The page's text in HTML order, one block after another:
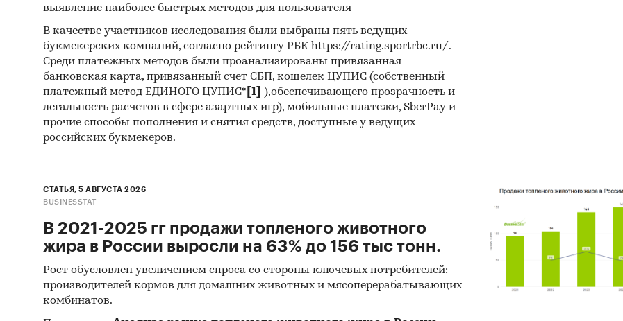
выявление наиболее быстрых методов для пользователя
В качестве участников исследования были выбраны пять ведущих
букмекерских компаний, согласно рейтингу РБК https://rating.sportrbc.ru/.
Среди платежных методов были проанализированы привязанная
банковская карта, привязанный счет СБП, кошелек ЦУПИС (собственный
платежный метод ЕДИНОГО ЦУПИС* [1]
),обеспечивающего прозрачность и
легальность расчетов в сфере азартных игр), мобильные платежи, SberPay и
прочие способы пополнения и снятия средств, доступные у ведущих
российских букмекеров.
СТАТЬЯ, 5 АВГУСТА 2026
BUSINESSTAT
В 2021-2025 гг продажи топленого животного
жира в России выросли на 63% до 156 тыс тонн.
Рост обусловлен увеличением спроса со стороны ключевых потребителей:
производителей кормов для домашних животных и мясоперерабатывающих
комбинатов.